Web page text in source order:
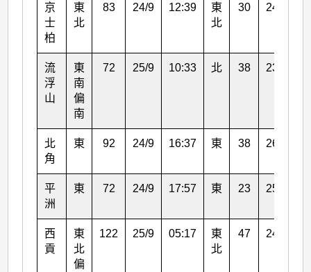
京
士
柏
東
北
83 24/9 12:39
東
北
30 24/9
流
浮
山
東
南
偏
南
72 25/9 10:33 北 38 23/9
北
角
東 92 24/9 16:37 東 38 26/9
平
洲
東 72 24/9 17:57 東 23 25/9
西
貢
東
北
偏
122 25/9 05:17
東
北
47 24/9